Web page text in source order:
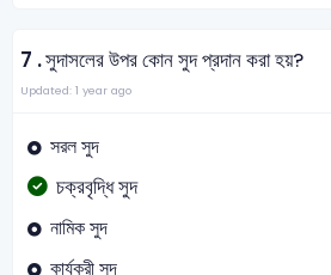
7 .সুদাসলের উপর কোন সুদ প্রদান করা হয়?
Updated: 1 year ago
সরল সুদ
চক্রবৃদ্ধি সুদ
নামিক সুদ
কার্যকরী সুদ